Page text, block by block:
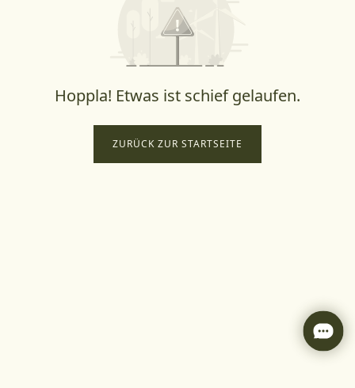
Hoppla! Etwas ist schief gelaufen.
ZURÜCK ZUR STARTSEITE